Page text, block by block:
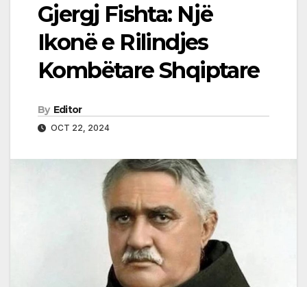
Gjergj Fishta: Një
Ikonë e Rilindjes
Kombëtare Shqiptare
By Editor
OCT 22, 2024